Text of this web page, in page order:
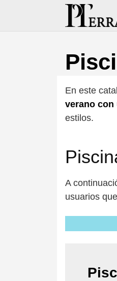
contenido
En este
verano con
estilos.
A
usuarios